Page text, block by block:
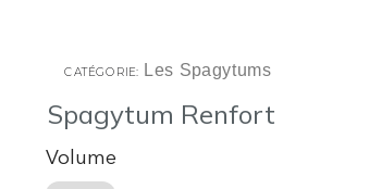
CATÉGORIE Les Spagytums
Spagytum Renfort
Volume